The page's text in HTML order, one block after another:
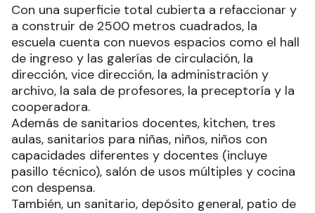
Con una superficie total cubierta a refaccionar y
a construir de 2500 metros cuadrados, la
escuela cuenta con nuevos espacios como el hall
de ingreso y las galerías de circulación, la
dirección, vice dirección, la administración y
archivo, la sala de profesores, la preceptoría y la
cooperadora.
Además de sanitarios docentes, kitchen, tres
aulas, sanitarios para niñas, niños, niños con
capacidades diferentes y docentes (incluye
pasillo técnico), salón de usos múltiples y cocina
con despensa.
También, un sanitario, depósito general, patio de